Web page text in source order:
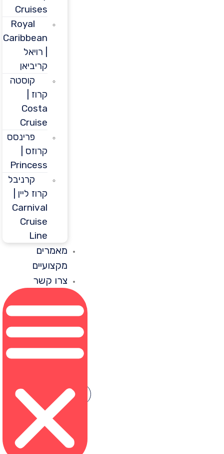
Cruises
Royal
Caribbean
קריביאן
קוסטה
Costa
Cruise
פרינסס
קרוזס |
Princess
קרניבל
קרוז ליין |
Carnival
Cruise
מאמרים
מקצועיים
צרו קשר